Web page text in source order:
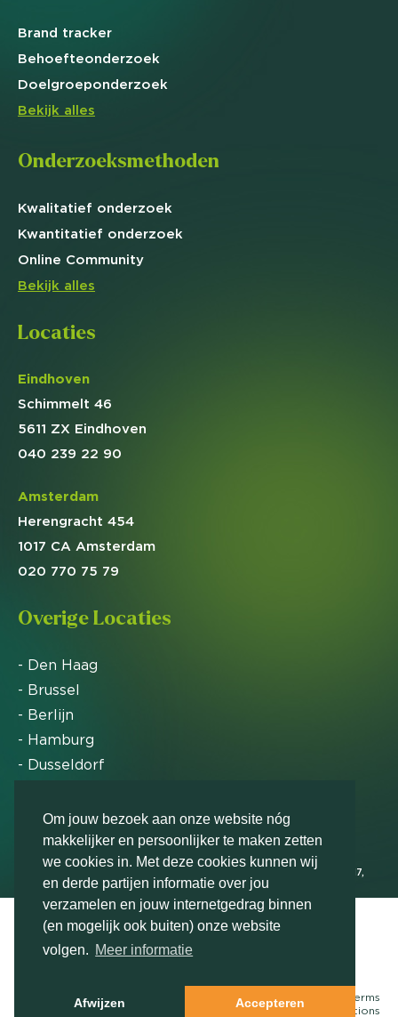
Om jouw bezoek aan onze website nóg
makkelijker en persoonlijker te maken zetten
we cookies in. Met deze cookies kunnen wij
en derde partijen informatie over jou
verzamelen en jouw internetgedrag binnen
(en mogelijk ook buiten) onze website
volgen. Meer informatie
Afwijzen Accepteren
Neem contact met ons op
Brand tracker
Behoefteonderzoek
Doelgroeponderzoek
Bekijk alles
Onderzoeksmethoden
Kwalitatief onderzoek
Kwantitatief onderzoek
Online Community
Bekijk alles
Locaties
Eindhoven
Schimmelt 46
5611 ZX Eindhoven
040 239 22 90
Amsterdam
Herengracht 454
1017 CA Amsterdam
020 770 75 79
Overige Locaties
- Den Haag
- Brussel
- Berlijn
- Hamburg
- Dusseldorf
Markteffect is door het Financieele Dagblad
uitgeroepen tot FD Gazelle in 2012, 2015, 2016, 2017,
2018, 2019, 2020, 2021, 2022, 2023, 2024 en 2025
© Markteffect, onderdeel van The Relevance Group
Terms
conditions